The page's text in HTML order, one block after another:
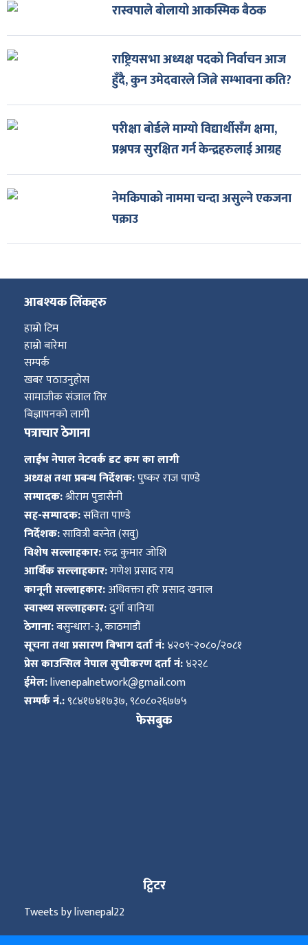
रास्वपाले बोलायो आकस्मिक बैठक
राष्ट्रियसभा अध्यक्ष पदको निर्वाचन आज
हुँदै, कुन उमेदवारले जित्ने सम्भावना कति?
परीक्षा बोर्डले माग्यो विद्यार्थीसँग क्षमा,
प्रश्नपत्र सुरक्षित गर्न केन्द्रहरुलाई आग्रह
नेमकिपाको नाममा चन्दा असुल्ने एकजना
पक्राउ
आबश्यक लिंकहरु
हाम्रो टिम
हाम्रो बारेमा
सम्पर्क
खबर पठाउनुहोस
सामाजीक संजाल तिर
बिज्ञापनको लागी
पत्राचार ठेगाना
लाईभ नेपाल नेटवर्क डट कम का लागी
अध्यक्ष तथा प्रबन्ध निर्देशक:पुष्कर राज पाण्डे
सम्पादक:श्रीराम पुडासैनी
सह-सम्पादक:सविता पाण्डे
निर्देशक:सावित्री बस्नेत (सवु)
विशेष सल्लाहकार:रुद्र कुमार जोशि
आर्थिक सल्लाहकार:गणेश प्रसाद राय
कानूनी सल्लाहकार:अधिवक्ता हरि प्रसाद खनाल
स्वास्थ्य सल्लाहकार:दुर्गा वानिया
ठेगाना:बसुन्धारा-३, काठमाडौं
सूचना तथा प्रसारण बिभाग दर्ता नं:४२०९-२०८०/२०८१
प्रेस काउन्सिल नेपाल सुचीकरण दर्ता नं:४२२८
ईमेल:livenepalnetwork@gmail.com
सम्पर्क नं.:९८४१७४१७३७, ९८०८०२६७७५
फेसबुक
ट्विटर
Tweets by livenepal22